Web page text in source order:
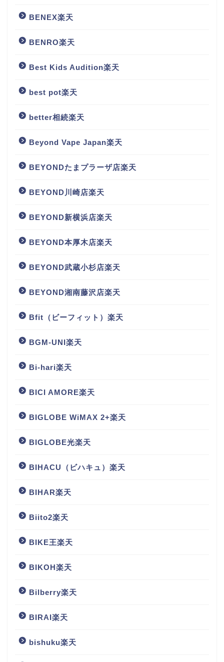
BENEX楽天
BENRO楽天
Best Kids Audition楽天
best pot楽天
better相続楽天
Beyond Vape Japan楽天
BEYONDたまプラーザ店楽天
BEYOND川崎店楽天
BEYOND新横浜店楽天
BEYOND本厚木店楽天
BEYOND武蔵小杉店楽天
BEYOND湘南藤沢店楽天
Bfit（ビーフィット）楽天
BGM‐UNI楽天
Bi-hari楽天
BICI AMORE楽天
BIGLOBE WiMAX 2+楽天
BIGLOBE光楽天
BIHACU（ビハキュ）楽天
BIHAR楽天
Biito2楽天
BIKE王楽天
BIKOH楽天
Bilberry楽天
BIRAI楽天
bishuku楽天